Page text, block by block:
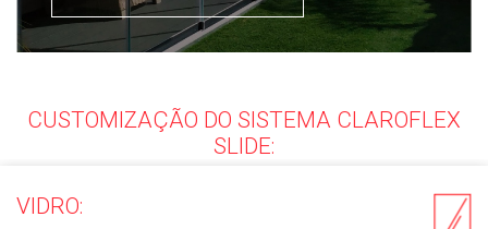
CUSTOMIZAÇÃO DO SISTEMA CLAROFLEX
SLIDE:
VIDRO: